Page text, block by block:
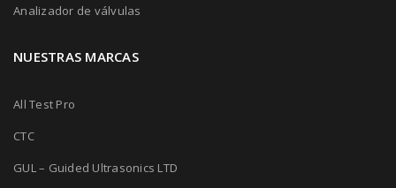
Analizador de válvulas
NUESTRAS MARCAS
All Test Pro
CTC
GUL – Guided Ultrasonics LTD